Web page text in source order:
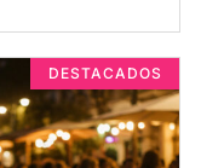
DESTACADOS